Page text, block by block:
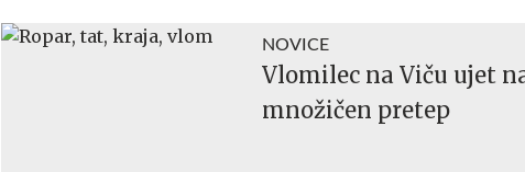
NOVICE
Vlomilec na Viču ujet
množičen pretep